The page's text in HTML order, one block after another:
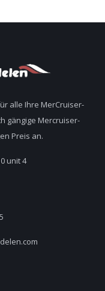
alle Ihre MerCruiser-
gängige Mercruiser-
Preis an.
unit 4